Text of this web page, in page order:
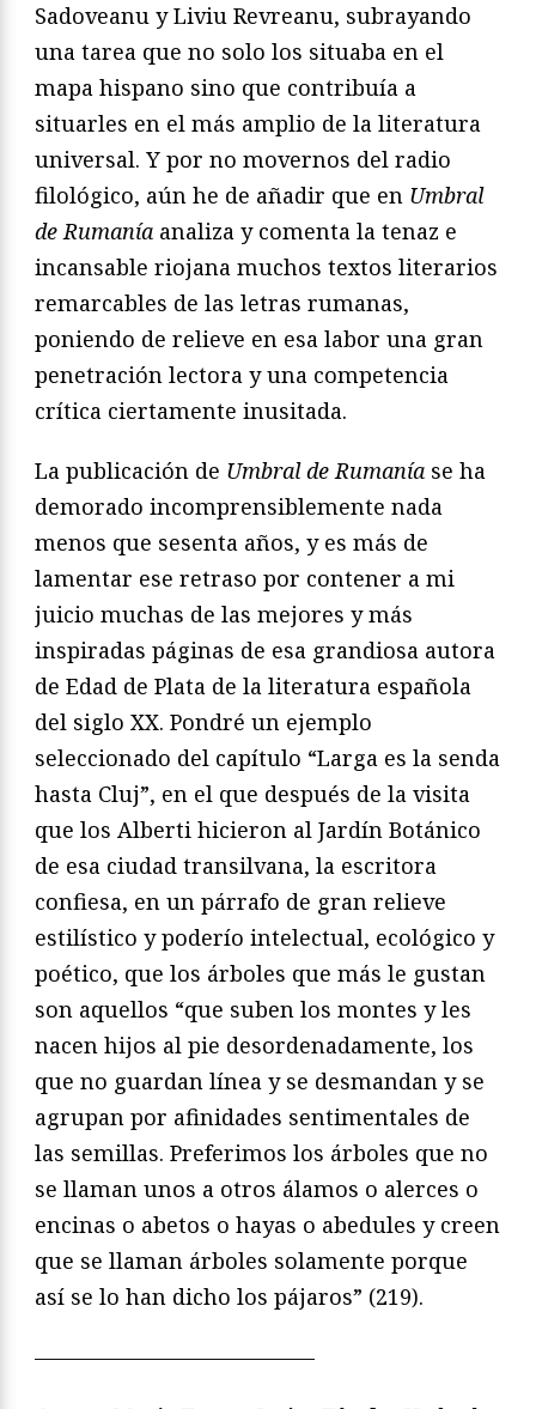
Sadoveanu y Liviu Revreanu, subrayando
una tarea que no solo los situaba en el
mapa hispano sino que contribuía a
situarles en el más amplio de la literatura
universal. Y por no movernos del radio
filológico, aún he de añadir que en Umbral
de Rumanía analiza y comenta la tenaz e
incansable riojana muchos textos literarios
remarcables de las letras rumanas,
poniendo de relieve en esa labor una gran
penetración lectora y una competencia
crítica ciertamente inusitada.
La publicación de Umbral de Rumanía se ha
demorado incomprensiblemente nada
menos que sesenta años, y es más de
lamentar ese retraso por contener a mi
juicio muchas de las mejores y más
inspiradas páginas de esa grandiosa autora
de Edad de Plata de la literatura española
del siglo XX. Pondré un ejemplo
seleccionado del capítulo “Larga es la senda
hasta Cluj”, en el que después de la visita
que los Alberti hicieron al Jardín Botánico
de esa ciudad transilvana, la escritora
confiesa, en un párrafo de gran relieve
estilístico y poderío intelectual, ecológico y
poético, que los árboles que más le gustan
son aquellos “que suben los montes y les
nacen hijos al pie desordenadamente, los
que no guardan línea y se desmandan y se
agrupan por afinidades sentimentales de
las semillas. Preferimos los árboles que no
se llaman unos a otros álamos o alerces o
encinas o abetos o hayas o abedules y creen
que se llaman árboles solamente porque
así se lo han dicho los pájaros” (219).
—————————————